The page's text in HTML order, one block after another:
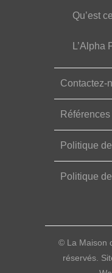
Qu’est
Contactez-
Références
Politique
Politique
© La Maison
réservés.